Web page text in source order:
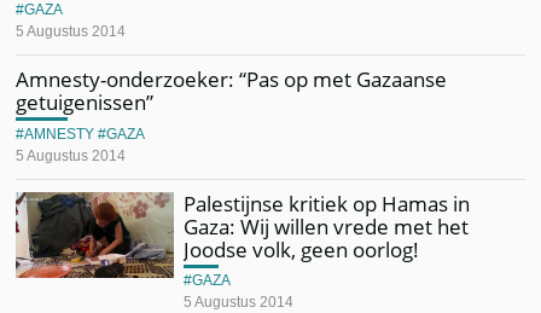
5 Augustus 2014
GAZA
Amnesty-onderzoeker: “Pas op met Gazaanse
getuigenissen”
5 Augustus 2014
AMNESTY GAZA
Palestijnse kritiek op Hamas in
Gaza: Wij willen vrede met het
Joodse volk, geen oorlog!
5 Augustus 2014
GAZA